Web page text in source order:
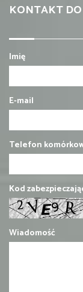
KONTAKT
Imię
E-mail
Telefon
Kod
Wiadomość